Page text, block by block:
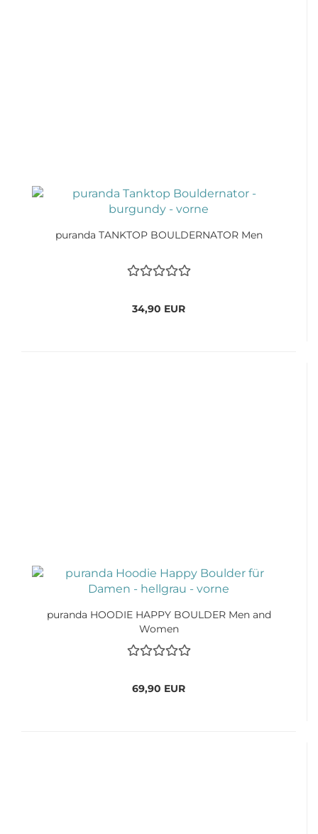
puranda TANKTOP BOULDERNATOR Men
34,90 EUR
puranda HOODIE HAPPY BOULDER Men and
Women
69,90 EUR